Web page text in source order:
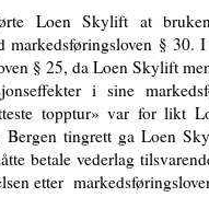
Loen Skylift at
markedsføringsloven § 30.
§ 25, da Loen Skylift
i sine
topptur» var for likt
Bergen tingrett ga Loen
betale vederlag
etter